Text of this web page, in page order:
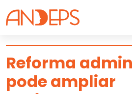
Skip to content
ARTIGO
Reforma
pode ampliar